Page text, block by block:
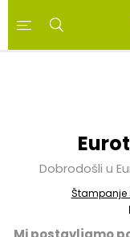
Dobrodošli u
Štampanje